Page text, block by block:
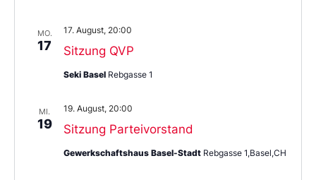
MO.
17 Sitzung QVP
17. August, 20:00
Seki Basel Rebgasse 1
MI.
19 Sitzung Parteivorstand
19. August, 20:00
Gewerkschaftshaus Basel-Stadt Rebgasse 1,Basel,CH